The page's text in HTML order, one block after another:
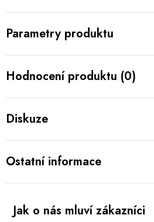
Parametry produktu
Hodnocení produktu (0)
Diskuze
Ostatní informace